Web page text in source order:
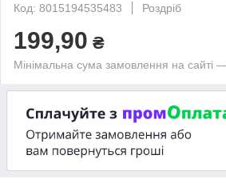
Код: 8015194535483
Роздріб
199,90 ₴
Мінімальна сума замовлення на сайті